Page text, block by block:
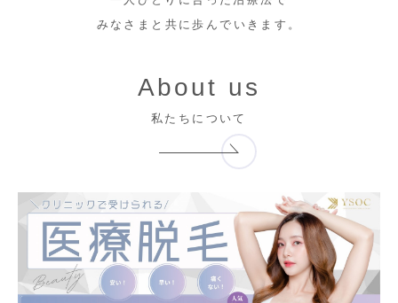
みなさまと共に歩んでいきます。
About us
私たちについて